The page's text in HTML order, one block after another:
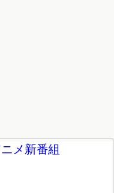
メ新番組